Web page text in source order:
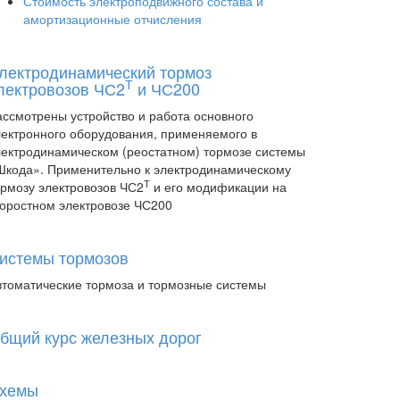
амортизационные отчисления
тормоз
ЧС2Т и ЧС200
устройство и работа основного
оборудования, применяемого в
(реостатном) тормозе системы
Применительно к электродинамическому
электровозов ЧС2Т и его модификации на
электровозе ЧС200
тормозов
тормоза и тормозные системы
курс железных дорог